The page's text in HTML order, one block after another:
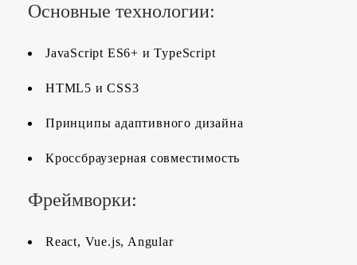
Основные технологии:
JavaScript ES6+ и TypeScript
HTML5 и CSS3
Принципы адаптивного дизайна
Кроссбраузерная совместимость
Фреймворки:
React, Vue.js, Angular